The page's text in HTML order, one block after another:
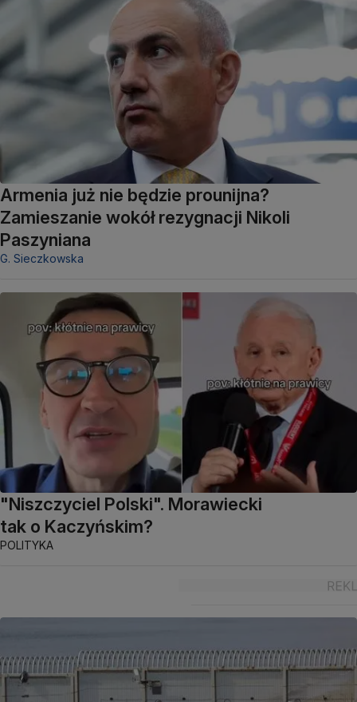
Armenia już nie będzie prounijna?
Zamieszanie wokół rezygnacji Nikoli
Paszyniana
G. Sieczkowska
"Niszczyciel Polski". Morawiecki
tak o Kaczyńskim?
POLITYKA